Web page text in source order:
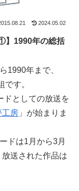
2024.05.02
】1990年の総括
1990年まで、
す。
ドとしての放送を
工房 」が始まりま
ドは1月から3月
送された作品は